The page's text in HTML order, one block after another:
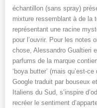
échantillon (sans spray)
mixture ressemblant à de la
représentant une racine
pour l’ouvrir. Pour les notes
chose, Alessandro Gualtieri
parfums de la marque
‘boya butter’ (mais qu’est-
Google traduit par bouseux
Italiens du Sud, s’inspire
recréer le sentiment